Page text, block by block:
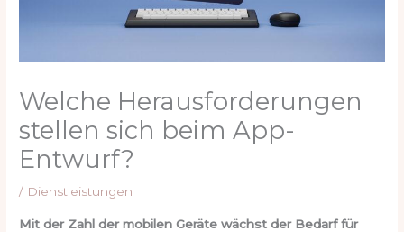
Welche Herausforderungen
stellen sich beim App-
Entwurf?
/ Dienstleistungen
Mit der Zahl der mobilen Geräte wächst der Bedarf für